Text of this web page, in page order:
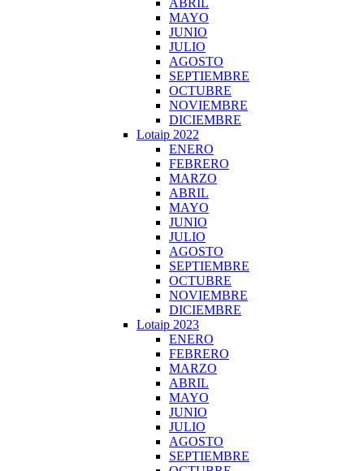
ABRIL
MAYO
JUNIO
JULIO
AGOSTO
SEPTIEMBRE
OCTUBRE
NOVIEMBRE
DICIEMBRE
Lotaip 2022
ENERO
FEBRERO
MARZO
ABRIL
MAYO
JUNIO
JULIO
AGOSTO
SEPTIEMBRE
OCTUBRE
NOVIEMBRE
DICIEMBRE
Lotaip 2023
ENERO
FEBRERO
MARZO
ABRIL
MAYO
JUNIO
JULIO
AGOSTO
SEPTIEMBRE